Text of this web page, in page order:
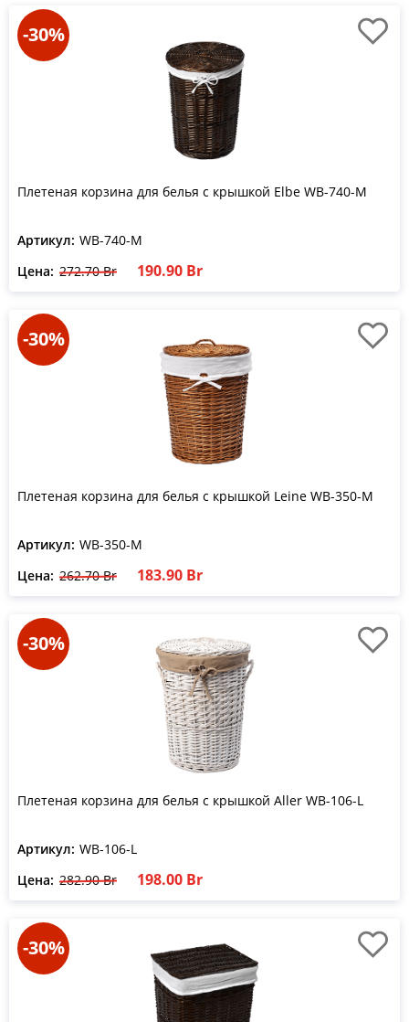
-30%
Плетеная корзина для белья с крышкой Еlbe WB-740-M
Артикул: WB-740-M
Цена: 272.70 Br 190.90 Br
-30%
Плетеная корзина для белья с крышкой Leine WB-350-M
Артикул: WB-350-M
Цена: 262.70 Br 183.90 Br
-30%
Плетеная корзина для белья с крышкой Aller WB-106-L
Артикул: WB-106-L
Цена: 282.90 Br 198.00 Br
-30%